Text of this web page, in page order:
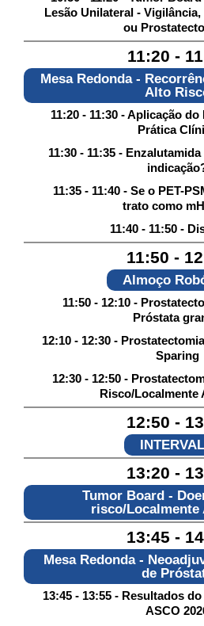
Lesão Unilateral -
ou
11:20 -
Mesa Redonda -
Alto
11:20 - 11:30 - Aplicação
Prática
11:30 - 11:35 -
11:35 - 11:40 - Se o PET-
trato como
11:40 - 11:50 -
11:50 -
Almoço
11:50 - 12:10 -
Próstata
12:10 - 12:30 -
Sparing
12:30 - 12:50 -
Risco/Localmente
12:50 -
13:20 -
Tumor Board -
risco/Localmente
13:45 -
Mesa Redonda -
de
13:45 - 13:55 - Resultados
ASCO